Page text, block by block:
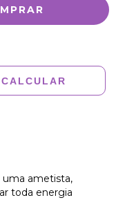
CALCULAR
ametista,
toda energia